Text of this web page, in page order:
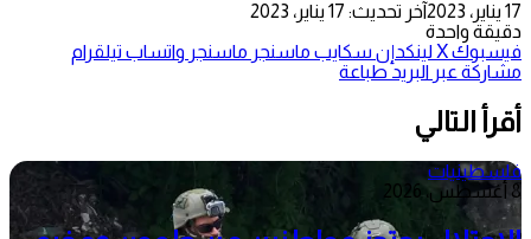
17 يناير، 2023
آخر تحديث: 17 يناير، 2023
دقيقة واحدة
فيسبوك‫Xلينكدإن سكايب ماسنجر ماسنجر واتساب تيلقرام
مشاركة عبر البريد طباعة
أقرأ التالي
فلسطينيات
8 أغسطس، 2026